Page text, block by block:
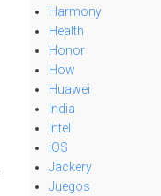
Harmony
Health
Honor
How
Huawei
India
Intel
iOS
Jackery
Juegos